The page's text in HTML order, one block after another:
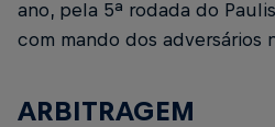
ano, pela 5ª rodada do
com mando dos adversários
ARBITRAGEM